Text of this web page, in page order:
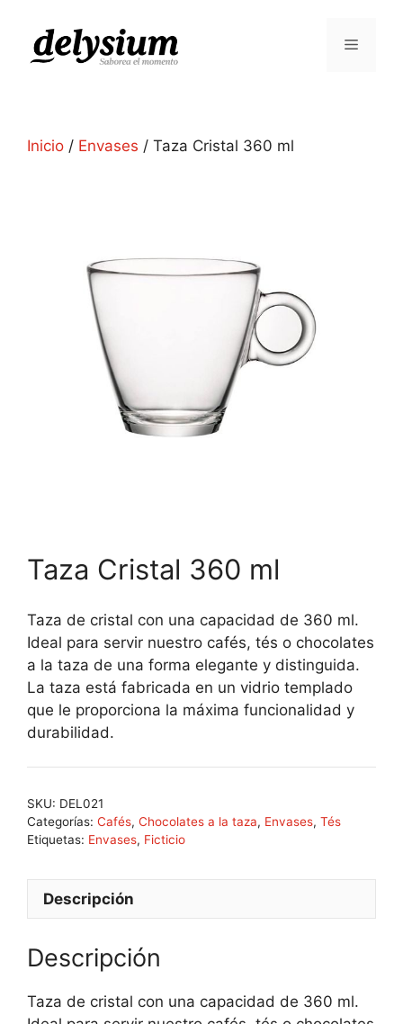
Inicio / Envases / Taza Cristal 360 ml
Taza Cristal 360 ml
Taza de cristal con una capacidad de 360 ml.
Ideal para servir nuestro cafés, tés o chocolates
a la taza de una forma elegante y distinguida.
La taza está fabricada en un vidrio templado
que le proporciona la máxima funcionalidad y
durabilidad.
SKU: DEL021
Categorías: Cafés, Chocolates a la taza, Envases, Tés
Etiquetas: Envases, Ficticio
Descripción
Descripción
Taza de cristal con una capacidad de 360 ml.